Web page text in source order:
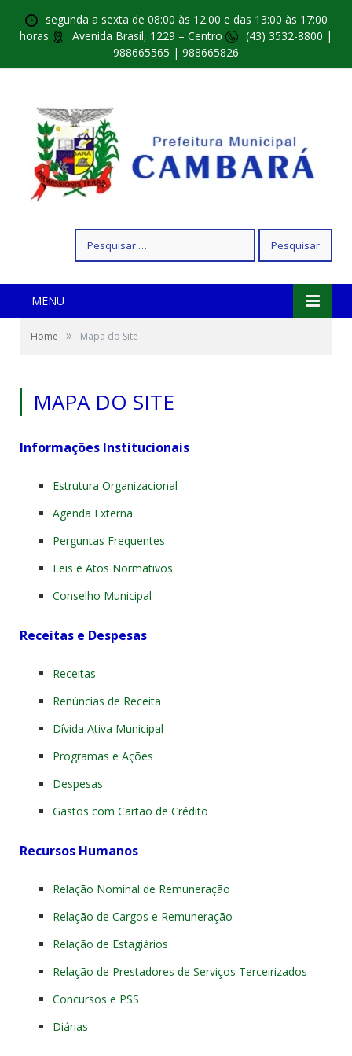
segunda a sexta de 08:00 às 12:00 e das 13:00 às 17:00
horas
Avenida Brasil, 1229 – Centro
(43) 3532-8800 |
988665565 | 988665826
por:
MENU
Home » Mapa do Site
MAPA DO SITE
Informações Institucionais
Estrutura Organizacional
Agenda Externa
Perguntas Frequentes
Leis e Atos Normativos
Conselho Municipal
Receitas e Despesas
Receitas
Renúncias de Receita
Dívida Ativa Municipal
Programas e Ações
Despesas
Gastos com Cartão de Crédito
Recursos Humanos
Relação Nominal de Remuneração
Relação de Cargos e Remuneração
Relação de Estagiários
Relação de Prestadores de Serviços Terceirizados
Concursos e PSS
Diárias